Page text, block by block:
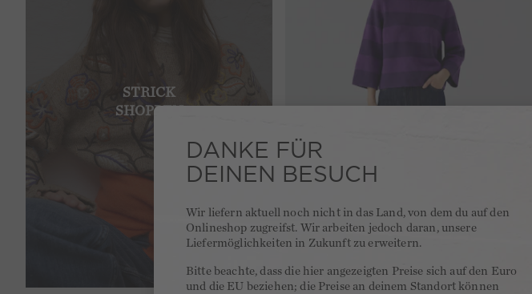
STRICK
SHOPPEN
DANKE FÜR
DEINEN BESUCH
Wir liefern aktuell noch nicht in das Land, von dem du auf den
Onlineshop zugreifst. Wir arbeiten jedoch daran, unsere
Liefermöglichkeiten in Zukunft zu erweitern.
Bitte beachte, dass die hier angezeigten Preise sich auf den Euro
und die EU beziehen; die Preise an deinem Standort können